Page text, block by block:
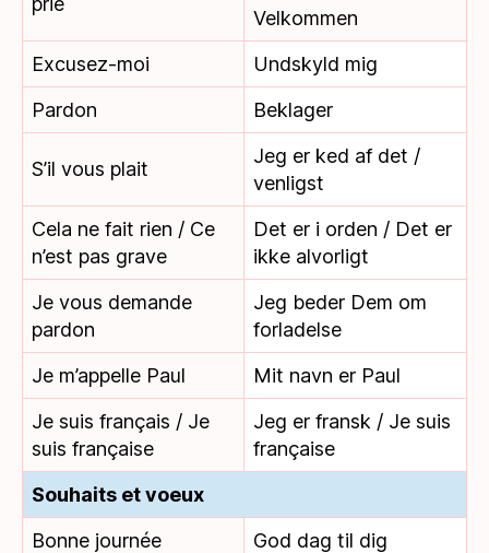
Velkommen
Excusez-moi
Undskyld mig
Pardon
Beklager
S’il vous plait
Jeg er ked af det /
venligst
Cela ne fait rien / Ce
n’est pas grave
Det er i orden / Det er
ikke alvorligt
Je vous demande
pardon
Jeg beder Dem om
forladelse
Je m’appelle Paul
Mit navn er Paul
Je suis français / Je
suis française
Jeg er fransk / Je suis
française
Souhaits et voeux
Bonne journée
God dag til dig